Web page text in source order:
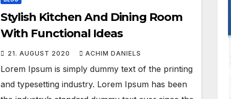
Stylish Kitchen And Dining Room
With Functional Ideas
21. AUGUST 2020 ACHIM DANIELS
Lorem Ipsum is simply dummy text of the printing
and typesetting industry. Lorem Ipsum has been